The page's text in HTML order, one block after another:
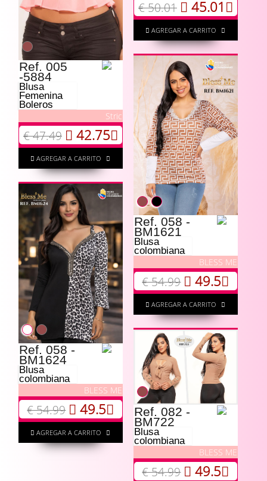
€ 50.01 45.01
AGREGAR A CARRITO
Ref. 005
-5884
Blusa
Femenina
Boleros
Stric
€ 47.49 42.75
AGREGAR A CARRITO
Ref. 058 -
BM1621
Blusa
colombiana
BLESS ME
€ 54.99 49.5
AGREGAR A CARRITO
Ref. 058 -
BM1624
Blusa
colombiana
BLESS ME
€ 54.99 49.5
AGREGAR A CARRITO
Ref. 082 -
BM722
Blusa
colombiana
BLESS ME
€ 54.99 49.5